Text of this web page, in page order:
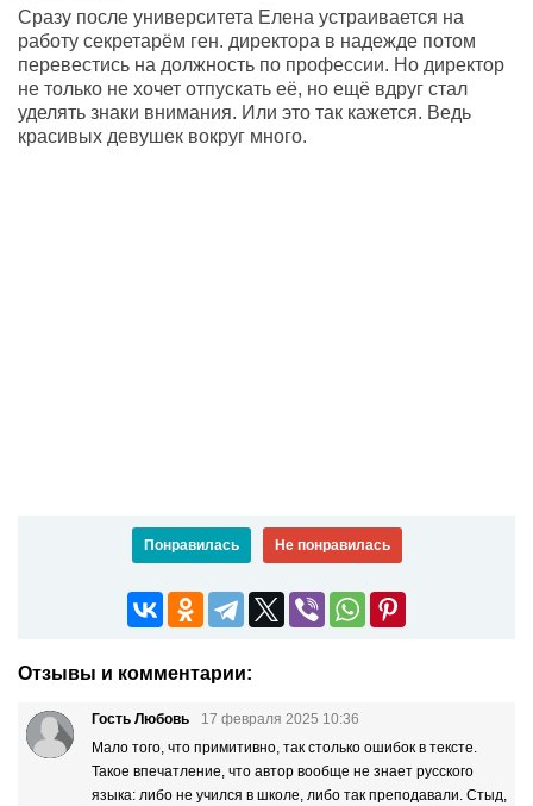
Сразу после университета Елена устраивается на
работу секретарём ген. директора в надежде потом
перевестись на должность по профессии. Но директор
не только не хочет отпускать её, но ещё вдруг стал
уделять знаки внимания. Или это так кажется. Ведь
красивых девушек вокруг много.
Понравилась Не понравилась
Отзывы и комментарии:
Гость Любовь
17 февраля 2025 10:36
Мало того, что примитивно, так столько ошибок в тексте.
Такое впечатление, что автор вообще не знает русского
языка: либо не учился в школе, либо так преподавали. Стыд,